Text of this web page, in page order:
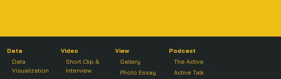
Data
Data
Visualization
Video
Short Clip &
Interview
View
Gallery
Photo Essay
Podcast
The Active
Active Talk